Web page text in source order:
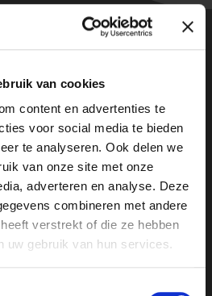
van cookies
content en advertenties te
voor social media te bieden
te analyseren. Ook delen we
van onze site met onze
adverteren en analyse. Deze
combineren met andere
verstrekt of die ze hebben
uw gebruik van hun services.
aan ‘groot Israël.’ Zo
bijbel. Dat is het halve
voor Jan Bennink en Sietske
Podcast terugkijken? Dat kan